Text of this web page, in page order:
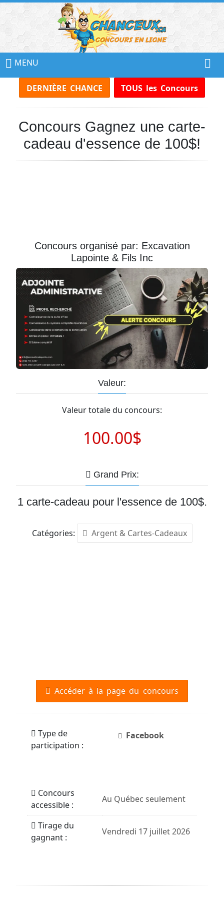
MENU
DERNIÈRE CHANCE TOUS les Concours
Concours Gagnez une carte-
cadeau d'essence de 100$!
Concours organisé par: Excavation
Lapointe & Fils Inc
Valeur:
Valeur totale du concours:
100.00$
Grand Prix:
1 carte-cadeau pour l'essence de 100$.
Catégories: Argent & Cartes-Cadeaux
Accéder à la page du concours
Type de
participation :
Facebook
Concours
accessible :
Au Québec seulement
Tirage du
gagnant :
Vendredi 17 juillet 2026
📢
Ne
Manquez
Aucun
Concours!
Inscrivez-
Courriel
JE
M'INSCRIS!